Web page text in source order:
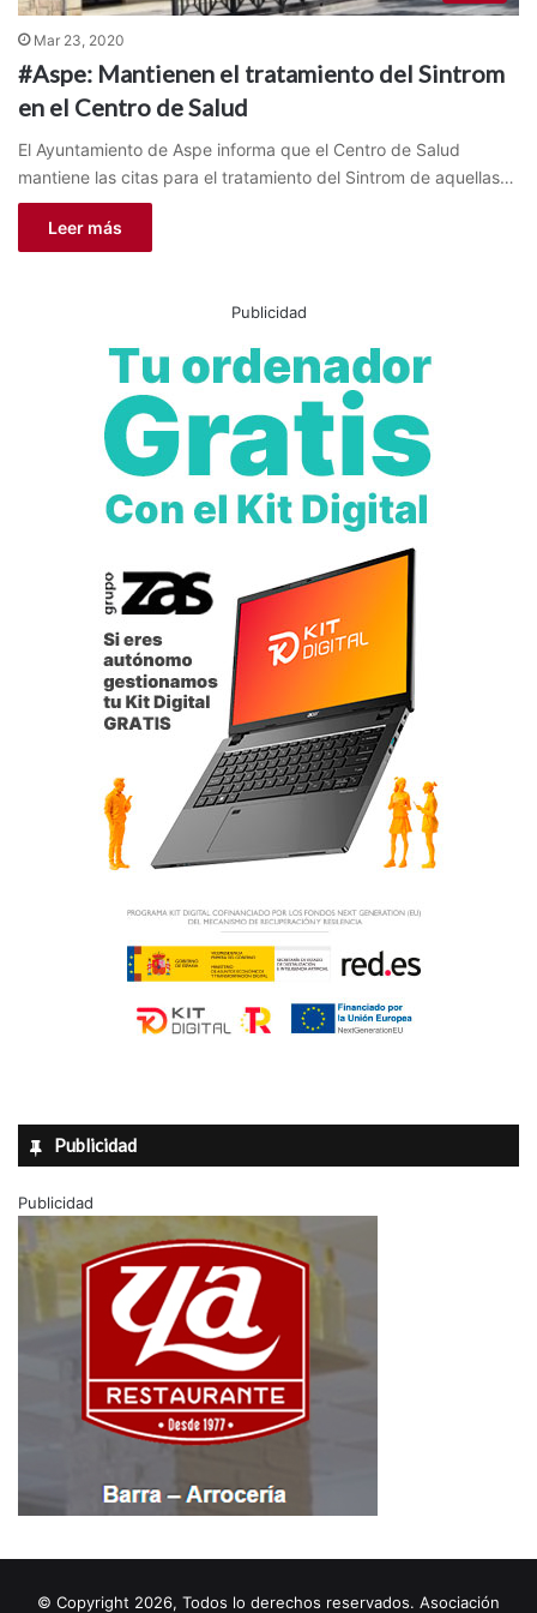
Mar 23, 2020
#Aspe: Mantienen el tratamiento del Sintrom
en el Centro de Salud
El Ayuntamiento de Aspe informa que el Centro de Salud
mantiene las citas para el tratamiento del Sintrom de aquellas…
Leer más
Publicidad
Publicidad
Publicidad
© Copyright 2026, Todos lo derechos reservados. Asociación